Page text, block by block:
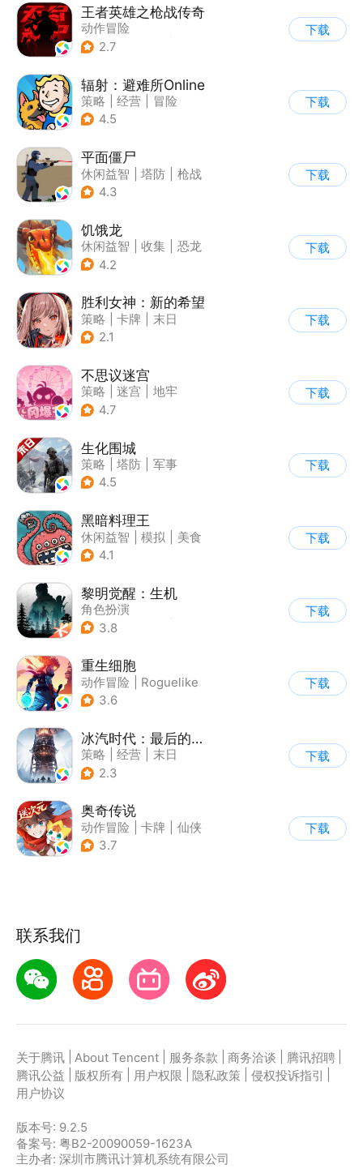
王者英雄之枪战传奇
动作冒险
| 第三人称射击
2.7
下载
辐射：避难所Online
策略 经营
冒险
| 辐射
4.5
下载
平面僵尸
休闲益智 塔防
枪战
| 写实
4.3
下载
饥饿龙
休闲益智 收集
恐龙
| 宠物
4.2
下载
胜利女神：新的希望
策略 卡牌
末日
| 美少女
2.1
下载
不思议迷宫
策略 迷宫
地牢
| 史莱姆
4.7
下载
生化围城
策略 塔防
军事
| 废土
4.5
下载
黑暗料理王
休闲益智 模拟
美食
| 卡通
4.1
下载
黎明觉醒：生机
角色扮演
| 第三人称射击
3.8
下载
重生细胞
动作冒险
Roguelike
| 探险
3.6
下载
冰汽时代：最后的家园
策略 经营
末日
| steam游戏
2.3
下载
奥奇传说
动作冒险 卡牌
仙侠
| 童年
3.7
下载
联系我们
关于腾讯 About Tencent 服务条款 商务洽谈 腾讯招聘
腾讯公益
版权所有 用户权限 隐私政策 侵权投诉指引
用户协议
版本号: 9.2.5
备案号: 粤B2-20090059-1623A
主办者: 深圳市腾讯计算机系统有限公司